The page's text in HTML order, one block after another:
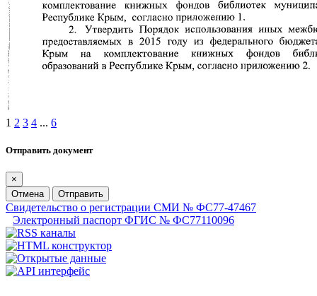
1 2 3 4 ... 6
Отправить документ
×
Отмена
Отправить
Свидетельство о регистрации СМИ № ФС77-47467
Электронный паспорт ФГИС № ФС77110096